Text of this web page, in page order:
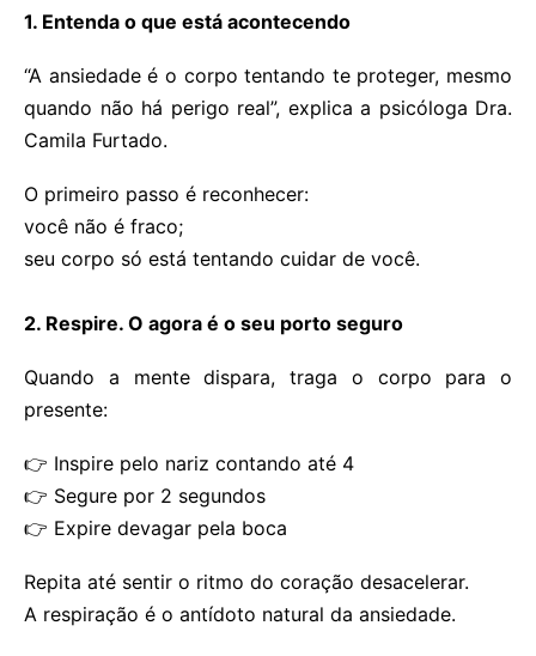
1. Entenda o que está acontecendo
“A ansiedade é o corpo tentando te proteger, mesmo
quando não há perigo real”, explica a psicóloga Dra.
Camila Furtado.
O primeiro passo é reconhecer:
você não é fraco;
seu corpo só está tentando cuidar de você.
2. Respire. O agora é o seu porto seguro
Quando a mente dispara, traga o corpo para o
presente:
👉 Inspire pelo nariz contando até 4
👉 Segure por 2 segundos
👉 Expire devagar pela boca
Repita até sentir o ritmo do coração desacelerar.
A respiração é o antídoto natural da ansiedade.